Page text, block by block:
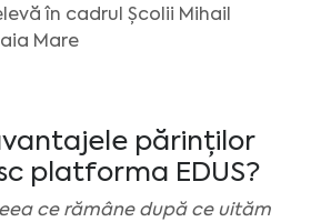
în cadrul Școlii Mihail
Mare
părinților
platforma EDUS?
ce rămâne după ce uităm